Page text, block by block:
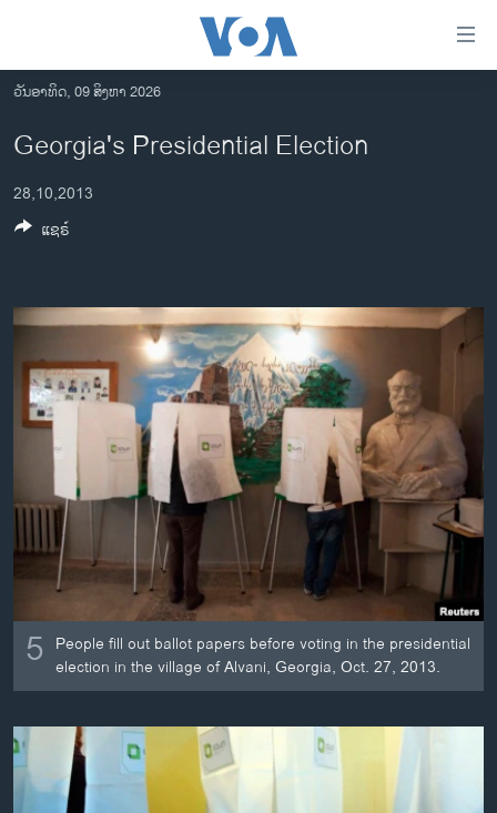
ເຂົ້າ
ຫາ
ຂ້າມ
ຂ້າມ
ຂ້າມ
ໄປ
ຄົ້ນ
ລາວ
ອາເມຣິກາ
ການເລືອກຕັ້ງ ປະທານາທີບໍດີ ສະຫະລັດ 2024
ໂລກ
ເອເຊຍ
ອິດສະຫຼະພາບດ້ານການຂ່າວ
ຊີວິດຊາວລາວ
ຊຸມຊົນຊາວລາວ
ວິທະຍາສາດ-ເທັກໂນໂລຈີ
ທຸລະກິດ
ພາສາອັງກິດ
ວີດີໂອ
ລາຍງານ
ຕິດຕາມພວກເຮົາ ທີ່
ວັນອາທິດ, 09 ສິງຫາ 2026
Georgia's Presidential Election
28,10,2013
5 People fill out ballot papers before voting in the presidential
election in the village of Alvani, Georgia, Oct. 27, 2013.
ແຊຣ໌